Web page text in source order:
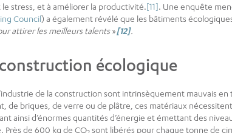
le stress, et à améliorer la productivité.[11]. Une enquête
Council) a également révélé que les bâtiments
attirer les meilleurs talents»[12].
écologique
de la construction sont intrinsèquement mauvais en
de briques, de verre ou de plâtre, ces matériaux
ainsi d’énormes quantités d’énergie et émettant des
Près de 600 kg de CO sont libérés pour chaque tonne de